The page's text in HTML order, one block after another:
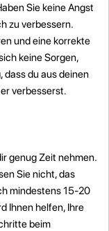
Sie keine Angst
zu verbessern.
und eine korrekte
keine Sorgen,
dass du aus deinen
verbesserst.
genug Zeit nehmen.
Sie nicht, das
mindestens 15-20
Ihnen helfen, Ihre
beim